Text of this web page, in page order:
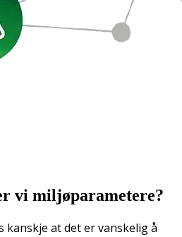
vi miljøparametere?
at det er vanskelig å